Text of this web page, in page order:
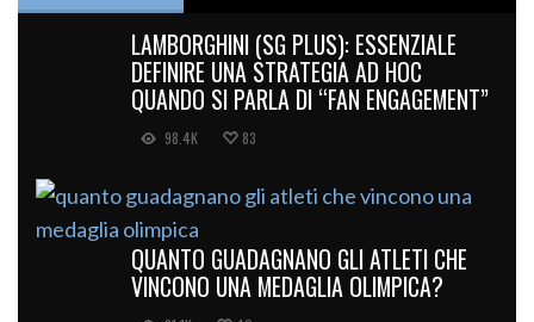
LAMBORGHINI (SG PLUS): ESSENZIALE
DEFINIRE UNA STRATEGIA AD HOC
QUANDO SI PARLA DI “FAN ENGAGEMENT”
98.4K 83
QUANTO GUADAGNANO GLI ATLETI CHE
VINCONO UNA MEDAGLIA OLIMPICA?